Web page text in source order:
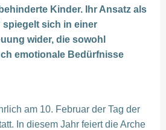
Kinder. Ihr Ansatz als
spiegelt sich in einer
wider, die sowohl
emotionale Bedürfnisse
am 10. Februar der Tag der
In diesem Jahr feiert die Arche